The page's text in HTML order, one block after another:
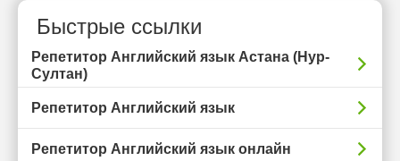
Быстрые ссылки
Репетитор Английский язык Астана (Нур-
Султан)
Репетитор Английский язык
Репетитор Английский язык онлайн